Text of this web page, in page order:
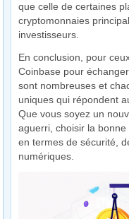
que celle de certaines
cryptomonnaies
investisseurs.
En conclusion, pour
Coinbase pour
sont nombreuses et
uniques qui répondent
Que vous soyez un
aguerri, choisir la
en termes de sécurité,
numériques.